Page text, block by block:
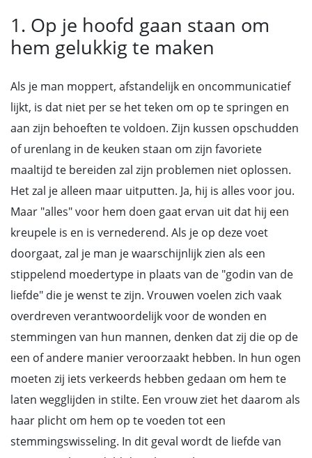
1. Op je hoofd gaan staan om
hem gelukkig te maken
Als je man moppert, afstandelijk en oncommunicatief
lijkt, is dat niet per se het teken om op te springen en
aan zijn behoeften te voldoen. Zijn kussen opschudden
of urenlang in de keuken staan om zijn favoriete
maaltijd te bereiden zal zijn problemen niet oplossen.
Het zal je alleen maar uitputten. Ja, hij is alles voor jou.
Maar "alles" voor hem doen gaat ervan uit dat hij een
kreupele is en is vernederend. Als je op deze voet
doorgaat, zal je man je waarschijnlijk zien als een
stippelend moedertype in plaats van de "godin van de
liefde" die je wenst te zijn. Vrouwen voelen zich vaak
overdreven verantwoordelijk voor de wonden en
stemmingen van hun mannen, denken dat zij die op de
een of andere manier veroorzaakt hebben. In hun ogen
moeten zij iets verkeerds hebben gedaan om hem te
laten wegglijden in stilte. Een vrouw ziet het daarom als
haar plicht om hem op te voeden tot een
stemmingswisseling. In dit geval wordt de liefde van